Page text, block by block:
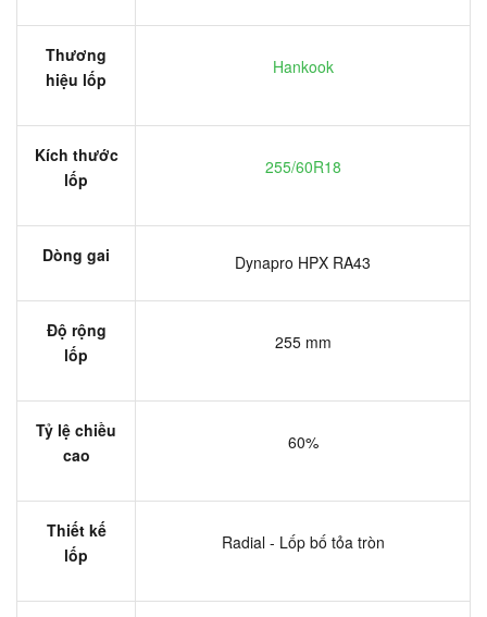
Thương
hiệu lốp
Hankook
Kích thước
lốp
255/60R18
Dòng gai Dynapro HPX RA43
Độ rộng
lốp
255 mm
Tỷ lệ chiều
cao
60%
Thiết kế
lốp
Radial - Lốp bố tỏa tròn